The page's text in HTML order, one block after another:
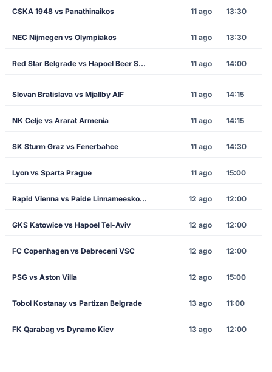
CSKA 1948 vs Panathinaikos 11 ago 13:30
NEC Nijmegen vs Olympiakos 11 ago 13:30
Red Star Belgrade vs Hapoel Beer Sheva 11 ago 14:00
Slovan Bratislava vs Mjallby AIF 11 ago 14:15
NK Celje vs Ararat Armenia 11 ago 14:15
SK Sturm Graz vs Fenerbahce 11 ago 14:30
Lyon vs Sparta Prague 11 ago 15:00
Rapid Vienna vs Paide Linnameeskond 12 ago 12:00
GKS Katowice vs Hapoel Tel-Aviv 12 ago 12:00
FC Copenhagen vs Debreceni VSC 12 ago 12:00
PSG vs Aston Villa 12 ago 15:00
Tobol Kostanay vs Partizan Belgrade 13 ago 11:00
FK Qarabag vs Dynamo Kiev 13 ago 12:00